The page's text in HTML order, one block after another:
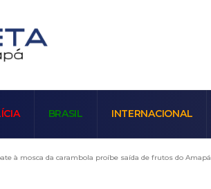
BRASIL INTERNACIONAL
à mosca da carambola proíbe saída de frutos do Amapá